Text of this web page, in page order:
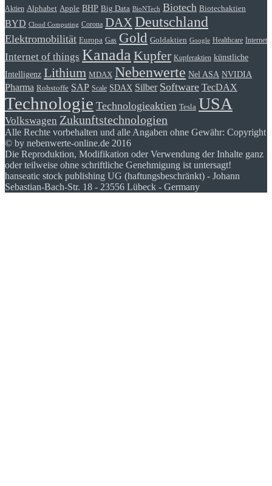
Aktien Alphabet Apple BHP Big Data BioNTech Biotech Biotechaktien
BYD Cloud Computing Corona DAX Deutschland
Elektromobilität Europa Gas Gold Goldaktien Google Healthcare Internet
Internet of things Kanada Kupfer Kupferaktien künstliche
Intelligenz Lithium MDAX Nebenwerte Nel ASA NVIDIA
Pharma Rohstoffe SAP Scale SDAX Silber Software TecDAX
Technologie Technologieaktien Tesla USA
Volkswagen Zukunftstechnologien
Alle Rechte vorbehalten und alle Angaben ohne Gewähr: Copyright
© by nebenwerte-online.de 2016
Die Reproduktion, Modifikation oder Verwendung der Inhalte ganz
oder teilweise ohne schriftliche Genehmigung ist untersagt!
hanseatic stock publishing UG (haftungsbeschränkt) - Johann
Sebastian-Bach-Str. 18 - 23556 Lübeck - Germany